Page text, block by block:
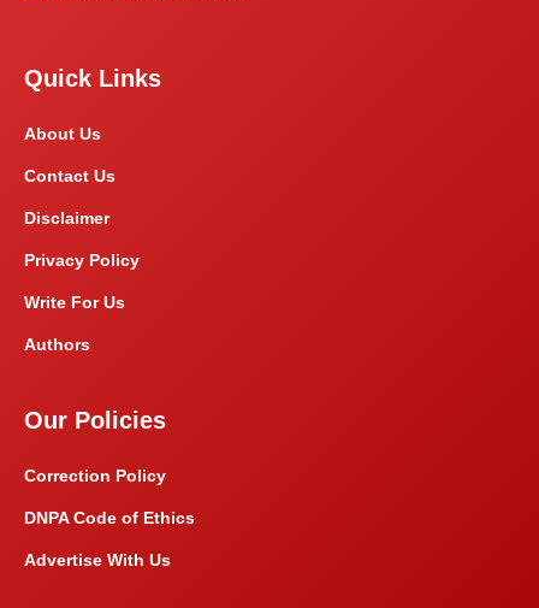
Quick Links
About Us
Contact Us
Disclaimer
Privacy Policy
Write For Us
Authors
Our Policies
Correction Policy
DNPA Code of Ethics
Advertise With Us